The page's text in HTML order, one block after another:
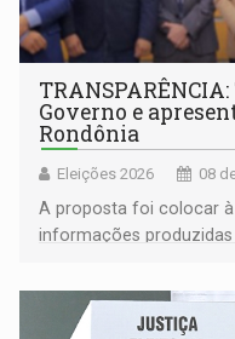
Governo e
Rondônia
Eleições 2026 08
A proposta foi colocar
informações